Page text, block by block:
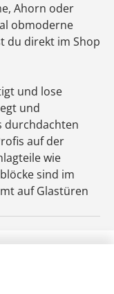
Ahorn oder
obmoderne
du direkt im Shop
und lose
und
durchdachten
auf der
wie
sind im
auf Glastüren